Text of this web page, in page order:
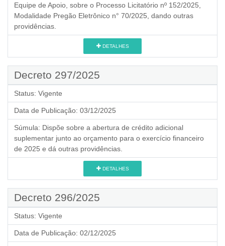
Equipe de Apoio, sobre o Processo Licitatório nº 152/2025,
Modalidade Pregão Eletrônico n° 70/2025, dando outras
providências.
DETALHES
Decreto 297/2025
Status: Vigente
Data de Publicação: 03/12/2025
Súmula: Dispõe sobre a abertura de crédito adicional
suplementar junto ao orçamento para o exercício financeiro
de 2025 e dá outras providências.
DETALHES
Decreto 296/2025
Status: Vigente
Data de Publicação: 02/12/2025